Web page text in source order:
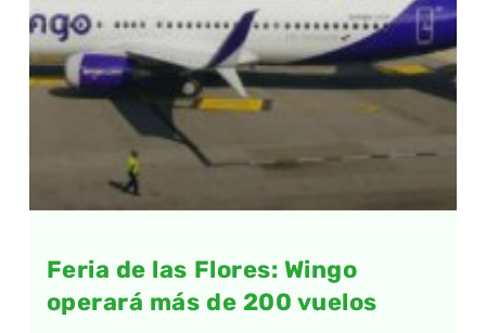
Feria de las Flores: Wingo
operará más de 200 vuelos